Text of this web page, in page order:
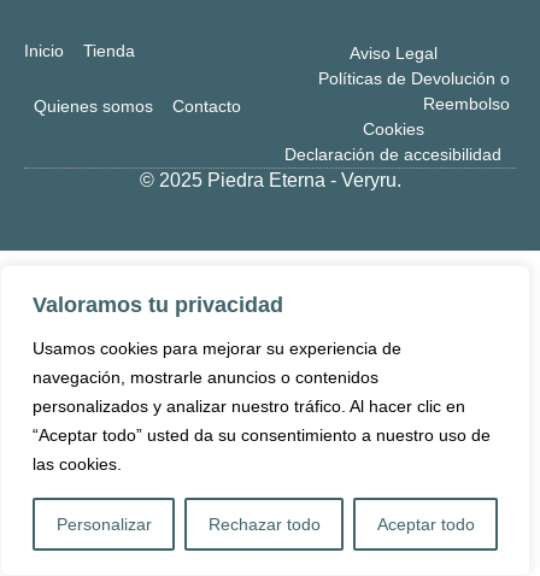
Valoramos tu privacidad
Usamos cookies para mejorar su experiencia de
navegación, mostrarle anuncios o contenidos
personalizados y analizar nuestro tráfico. Al hacer clic en
“Aceptar todo” usted da su consentimiento a nuestro uso de
las cookies.
Personalizar Rechazar todo Aceptar todo
Inicio Tienda
Quienes somos Contacto
Aviso Legal
Políticas de Devolución o
Reembolso
Cookies
Declaración de accesibilidad
© 2025 Piedra Eterna - Veryru.